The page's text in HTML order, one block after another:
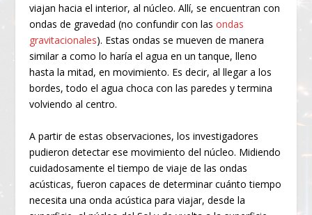
viajan hacia el interior, al núcleo. Allí, se encuentran con
ondas de gravedad (no confundir con lasondas
gravitacionales). Estas ondas se mueven de manera
similar a como lo haría el agua en un tanque, lleno
hasta la mitad, en movimiento. Es decir, al llegar a los
bordes, todo el agua choca con las paredes y termina
volviendo al centro.
A partir de estas observaciones, los investigadores
pudieron detectar ese movimiento del núcleo. Midiendo
cuidadosamente el tiempo de viaje de las ondas
acústicas, fueron capaces de determinar cuánto tiempo
necesita una onda acústica para viajar, desde la